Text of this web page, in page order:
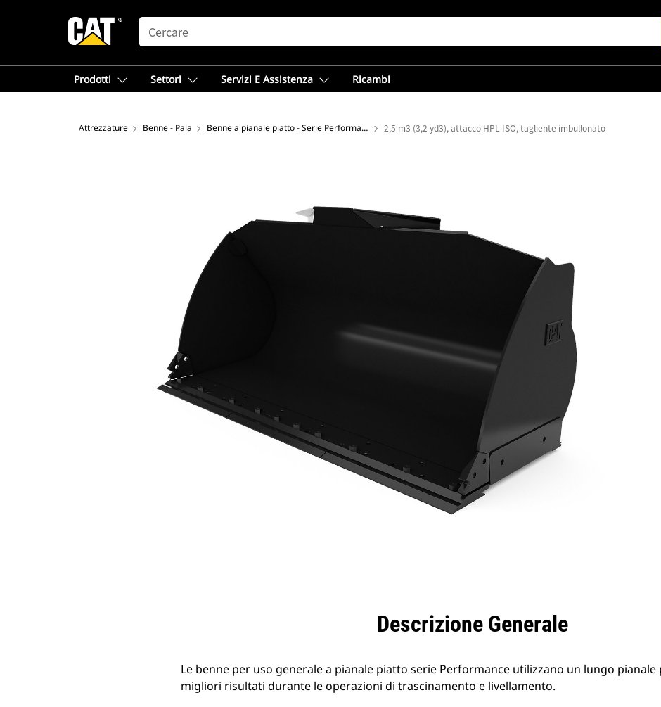
SEARCH
Prodotti Settori Servizi E Assistenza Ricambi
Attrezzature Benne - Pala Benne a pianale piatto - Serie Performance 2,5 m3 (3,2 yd3), attacco HPL-ISO, tagliente imbullonato
Descrizione Generale
Le benne per uso generale a pianale piatto serie Performance utilizzano un lungo
migliori risultati durante le operazioni di trascinamento e livellamento.